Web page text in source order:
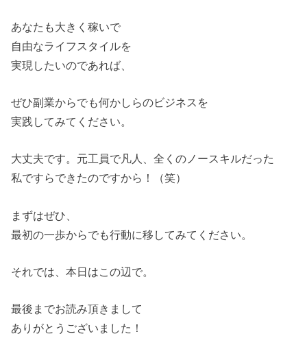
あなたも大きく稼いで
自由なライフスタイルを
実現したいのであれば、
ぜひ副業からでも何かしらのビジネスを
実践してみてください。
大丈夫です。元工員で凡人、全くのノースキルだった
私ですらできたのですから！（笑）
まずはぜひ、
最初の一歩からでも行動に移してみてください。
それでは、本日はこの辺で。
最後までお読み頂きまして
ありがとうございました！